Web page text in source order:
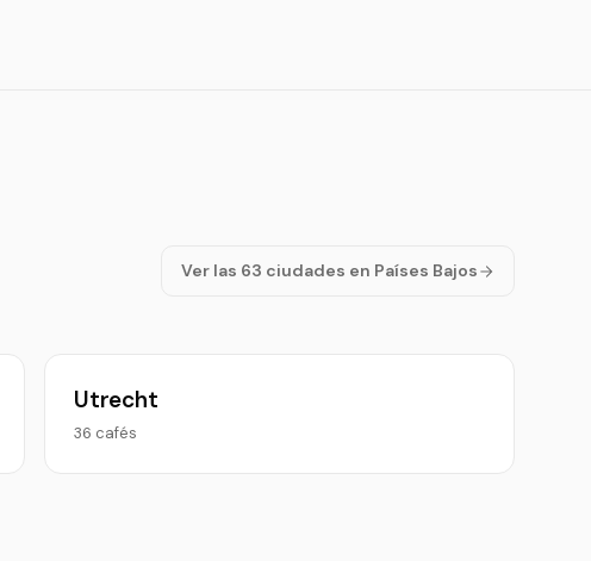
Ver las 63 ciudades en Países Bajos
Utrecht
36 cafés